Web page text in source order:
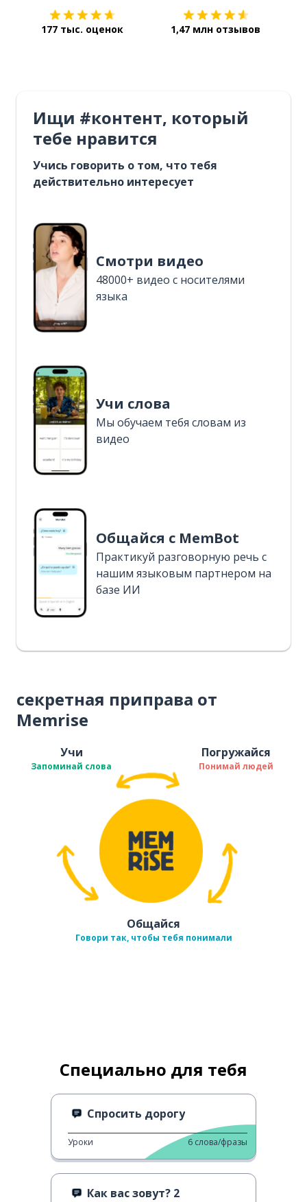
177 тыс. оценок 1,47 млн отзывов
Ищи #контент, который
тебе нравится
Учись говорить о том, что тебя
действительно интересует
Смотри видео
48000+ видео с носителями
языка
Учи слова
Мы обучаем тебя словам из
видео
Общайся с MemBot
Практикуй разговорную речь с
нашим языковым партнером на
базе ИИ
секретная приправа от
Memrise
Учи
Запоминай слова
Погружайся
Понимай людей
Общайся
Говори так, чтобы тебя понимали
Специально для тебя
Спросить дорогу
Уроки 6 слова/фразы
Как вас зовут? 2